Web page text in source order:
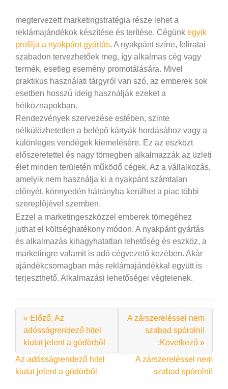
megtervezett marketingstratégia része lehet a
reklámajándékok készítése és terítése. Cégünk egyik
profilja a nyakpánt gyártás. A nyakpánt színe, feliratai
szabadon tervezhetőek meg, így alkalmas cég vagy
termék, esetleg esemény promotálására. Mivel
praktikus használati tárgyról van szó, az emberek sok
esetben hosszú ideig használják ezeket a
hétköznapokban.
Rendezvények szervezése estében, szinte
nélkülözhetetlen a belépő kártyák hordásához vagy a
különleges vendégek kiemelésére. Ez az eszközt
előszeretettel és nagy tömegben alkalmazzák az üzleti
élet minden területén működő cégek. Az a vállalkozás,
amelyik nem használja ki a nyakpánt számtalan
előnyét, könnyedén hátrányba kerülhet a piac többi
szereplőjével szemben.
Ezzel a marketingeszközzel emberek tömegéhez
juthat el költséghatékony módon. A nyakpánt gyártás
és alkalmazás kihagyhatatlan lehetőség és eszköz, a
marketingre valamit is adó cégvezető kezében. Akár
ajándékcsomagban más reklámajándékkal együtt is
terjeszthető. Alkalmazási lehetőségei végtelenek.
« Előző: Az
adósságrendező hitel
kiutat jelent a gödörből
A zárszereléssel nem
szabad spórolni!
:Következő »
Bejegyzés
navigáció
Az adósságrendező hitel
kiutat jelent a gödörből
A zárszereléssel nem
szabad spórolni!